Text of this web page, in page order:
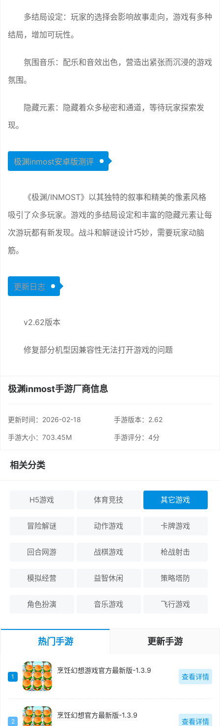
多结局设定：玩家的选择会影响故事走向，游戏有多种
结局，增加可玩性。
氛围音乐：配乐和音效出色，营造出紧张而沉浸的游戏
氛围。
隐藏元素：隐藏着众多秘密和通道，等待玩家探索发
现。
极渊inmost安卓版测评
《极渊/INMOST》以其独特的叙事和精美的像素风格
吸引了众多玩家。游戏的多结局设定和丰富的隐藏元素让每
次游玩都有新发现。战斗和解谜设计巧妙，需要玩家动脑
筋。
更新日志
v2.62版本
修复部分机型因兼容性无法打开游戏的问题
极渊inmost手游厂商信息
更新时间： 2026-02-18 手游版本：2.62
手游大小：703.45M 手游评分： 4分
相关分类
H5游戏 体育竞技 其它游戏
冒险解谜 动作游戏 卡牌游戏
回合网游 战棋游戏 枪战射击
模拟经营 益智休闲 策略塔防
角色扮演 音乐游戏 飞行游戏
热门手游 更新手游
1
烹饪幻想游戏官方最新版-1.3.9
查看详情
2
烹饪幻想官方最新版-1.3.9
查看详情